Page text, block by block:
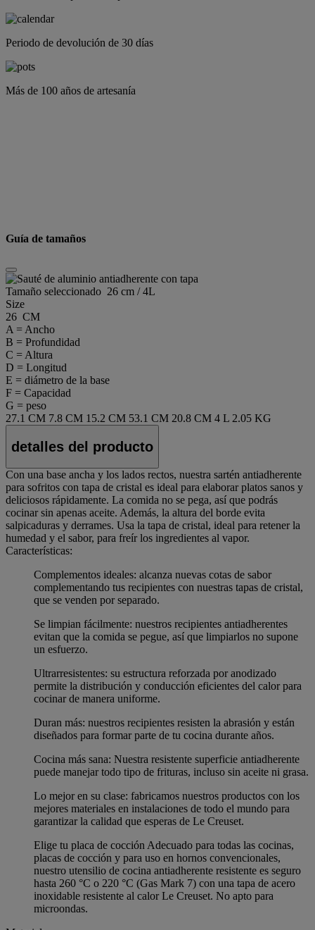
Periodo de devolución de 30 días
Más de 100 años de artesanía
Guía de tamaños
Tamaño seleccionado 26 cm / 4L
Size
26 CM
A = Ancho
B = Profundidad
C = Altura
D = Longitud
E = diámetro de la base
F = Capacidad
G = peso
27.1 CM 7.8 CM 15.2 CM 53.1 CM 20.8 CM 4 L 2.05 KG
detalles del producto
Con una base ancha y los lados rectos, nuestra sartén antiadherente
para sofritos con tapa de cristal es ideal para elaborar platos sanos y
deliciosos rápidamente. La comida no se pega, así que podrás
cocinar sin apenas aceite. Además, la altura del borde evita
salpicaduras y derrames. Usa la tapa de cristal, ideal para retener la
humedad y el sabor, para freír los ingredientes al vapor.
Características:
Complementos ideales: alcanza nuevas cotas de sabor
complementando tus recipientes con nuestras tapas de cristal,
que se venden por separado.
Se limpian fácilmente: nuestros recipientes antiadherentes
evitan que la comida se pegue, así que limpiarlos no supone
un esfuerzo.
Ultrarresistentes: su estructura reforzada por anodizado
permite la distribución y conducción eficientes del calor para
cocinar de manera uniforme.
Duran más: nuestros recipientes resisten la abrasión y están
diseñados para formar parte de tu cocina durante años.
Cocina más sana: Nuestra resistente superficie antiadherente
puede manejar todo tipo de frituras, incluso sin aceite ni grasa.
Lo mejor en su clase: fabricamos nuestros productos con los
mejores materiales en instalaciones de todo el mundo para
garantizar la calidad que esperas de Le Creuset.
Elige tu placa de cocción Adecuado para todas las cocinas,
placas de cocción y para uso en hornos convencionales,
nuestro utensilio de cocina antiadherente resistente es seguro
hasta 260 °C o 220 °C (Gas Mark 7) con una tapa de acero
inoxidable resistente al calor Le Creuset. No apto para
microondas.